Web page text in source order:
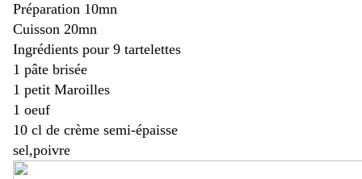
Préparation 10mn
Cuisson 20mn
Ingrédients pour 9 tartelettes
1 pâte brisée
1 petit Maroilles
1 oeuf
10 cl de crème semi-épaisse
sel,poivre